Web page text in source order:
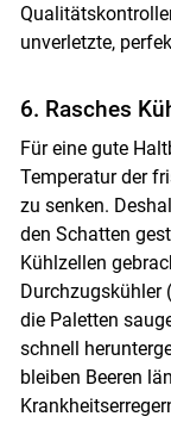
unverletzte,
6. Rasches
Für eine gute
Temperatur der
zu senken.
den Schatten
Kühlzellen
Durchzugskühler
die Paletten
schnell
bleiben Beeren